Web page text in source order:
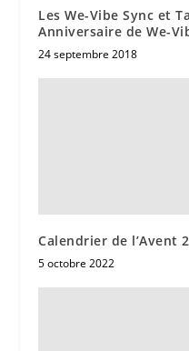
Les We-Vibe Sync et
Anniversaire de We-
24 septembre 2018
Calendrier de l’Avent
5 octobre 2022